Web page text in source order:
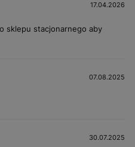
17.04.2026
sklepu stacjonarnego aby
07.08.2025
30.07.2025